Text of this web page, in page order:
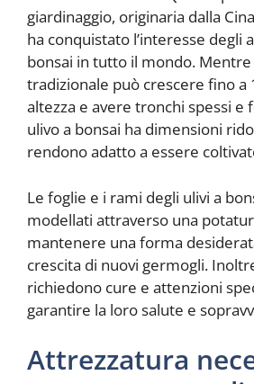
giardinaggio, originaria dalla
ha conquistato l’interesse degli
bonsai in tutto il mondo.
tradizionale può crescere fino a
altezza e avere tronchi spessi e
ulivo a bonsai ha dimensioni
rendono adatto a essere
Le foglie e i rami degli ulivi a
modellati attraverso una
mantenere una forma
crescita di nuovi germogli.
richiedono cure e attenzioni
garantire la loro salute e
Attrezzatura